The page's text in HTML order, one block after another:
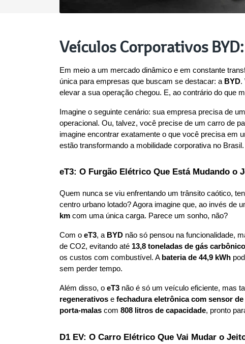
Veículos Corporativos
Em meio a um mercado dinâmico e em constante
única para empresas que buscam se destacar: a BYD.
elevar a sua operação chegou. E, ao contrário do
Imagine o seguinte cenário: sua empresa precisa de
operacional. Ou, talvez, você precise de um carro de
imagine encontrar exatamente o que você precisa em
estão transformando a mobilidade corporativa no Brasil.
eT3: O Furgão Elétrico Que Está Mudando o
Quem nunca se viu enfrentando um trânsito caótico,
centro urbano lotado? Agora imagine que, ao invés de
km com uma única carga. Parece um sonho, não?
Com o eT3, a BYD não só pensou na funcionalidade,
de CO2, evitando até 13,8 toneladas de gás
os custos com combustível. A bateria de 44,9 kWh
sem perder tempo.
Além disso, o eT3 não é só um veículo eficiente, mas
regenerativos e fechadura eletrônica com sensor
porta-malas com 808 litros de capacidade, pronto
D1 EV: O Carro Elétrico Que Vai Mudar o